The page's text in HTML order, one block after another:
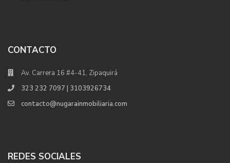
CONTACTO
Av. Carrera 16 #4-41, Zipaquirá
323 232 7097 | 3103926734
contacto@nugarainmobiliaria.com
REDES SOCIALES